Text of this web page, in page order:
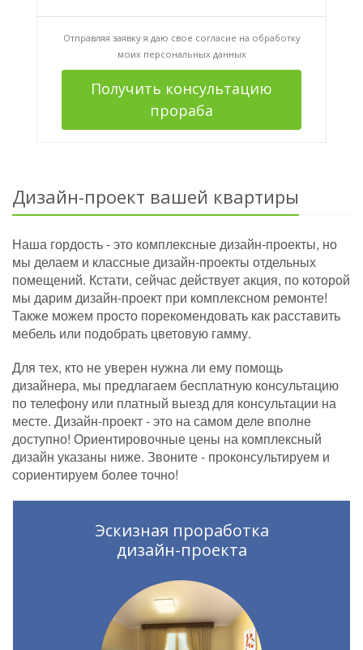
Отправляя заявку я даю свое согласие на обработку
моих персональных данных
Получить консультацию
прораба
Дизайн-проект вашей квартиры
Наша гордость - это комплексные дизайн-проекты, но
мы делаем и классные дизайн-проекты отдельных
помещений. Кстати, сейчас действует акция, по которой
мы дарим дизайн-проект при комплексном ремонте!
Также можем просто порекомендовать как расставить
мебель или подобрать цветовую гамму.
Для тех, кто не уверен нужна ли ему помощь
дизайнера, мы предлагаем бесплатную консультацию
по телефону или платный выезд для консультации на
месте. Дизайн-проект - это на самом деле вполне
доступно! Ориентировочные цены на комплексный
дизайн указаны ниже. Звоните - проконсультируем и
сориентируем более точно!
Эскизная проработка
дизайн-проекта